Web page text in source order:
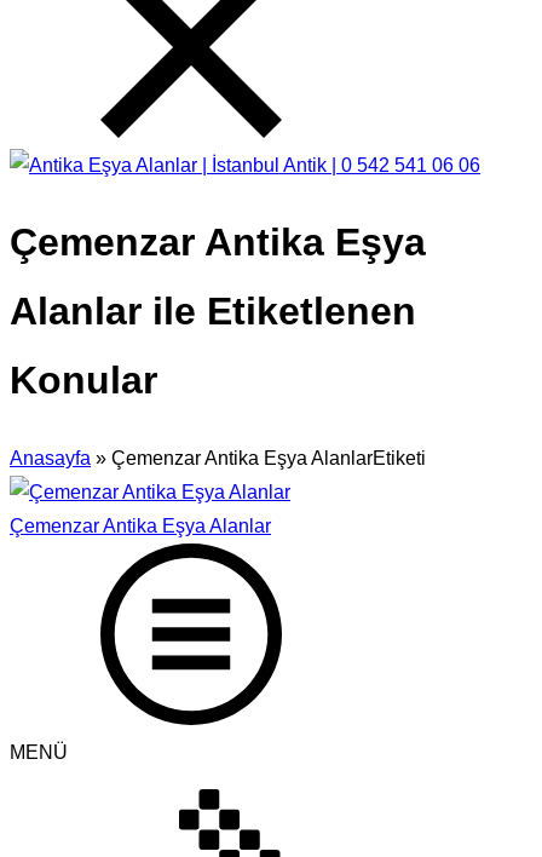
Çemenzar Antika Eşya
Alanlar ile Etiketlenen
Konular
Anasayfa » Çemenzar Antika Eşya AlanlarEtiketi
Çemenzar Antika Eşya Alanlar
MENÜ